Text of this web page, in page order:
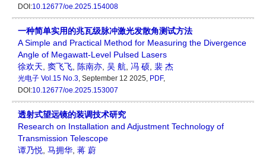
DOI:10.12677/oe.2025.154008
一种简单实用的兆瓦级脉冲激光发散角测试方法
A Simple and Practical Method for Measuring the Divergence
Angle of Megawatt-Level Pulsed Lasers
徐欢天, 窦飞飞, 陈南亦, 吴 航, 冯 硕, 裴 杰
光电子 Vol.15 No.3, September 12 2025, PDF,
DOI:10.12677/oe.2025.153007
透射式望远镜的装调技术研究
Research on Installation and Adjustment Technology of
Transmission Telescope
谭乃悦, 马拥华, 蒋 蔚